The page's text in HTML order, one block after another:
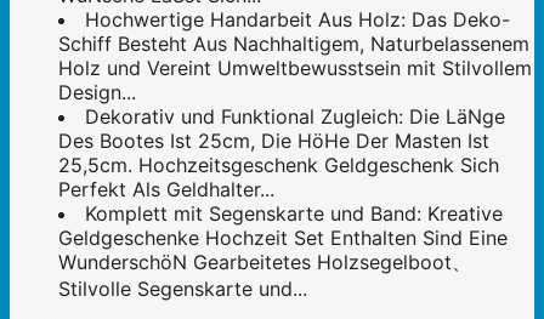
Hochwertige Handarbeit Aus Holz: Das Deko-
Schiff Besteht Aus Nachhaltigem, Naturbelassenem
Holz und Vereint Umweltbewusstsein mit Stilvollem
Design...
Dekorativ und Funktional Zugleich: Die LäNge
Des Bootes Ist 25cm, Die HöHe Der Masten Ist
25,5cm. Hochzeitsgeschenk Geldgeschenk Sich
Perfekt Als Geldhalter...
Komplett mit Segenskarte und Band: Kreative
Geldgeschenke Hochzeit Set Enthalten Sind Eine
WunderschöN Gearbeitetes Holzsegelboot、
Stilvolle Segenskarte und...